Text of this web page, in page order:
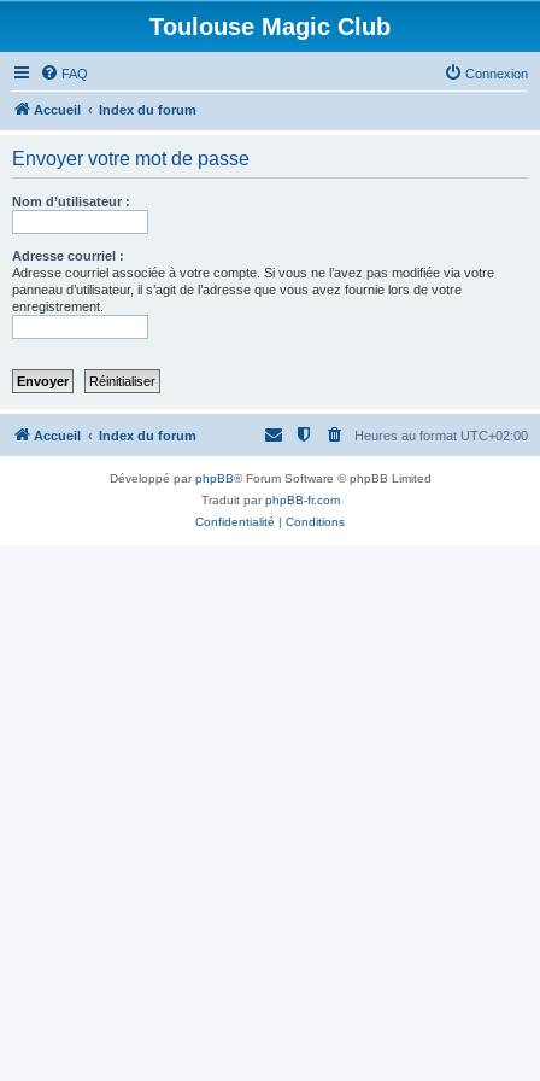
Toulouse Magic Club
FAQ Connexion
Accueil Index du forum
Envoyer votre mot de passe
Nom d’utilisateur :
Adresse courriel :
Adresse courriel associée à votre compte. Si vous ne l’avez pas modifiée via votre
panneau d’utilisateur, il s’agit de l’adresse que vous avez fournie lors de votre
enregistrement.
Accueil Index du forum Heures au format UTC+02:00
Développé parphpBB® Forum Software © phpBB Limited
Traduit parphpBB-fr.com
Confidentialité | Conditions